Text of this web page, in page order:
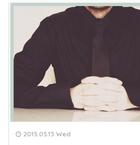
2015.05.13 Wed